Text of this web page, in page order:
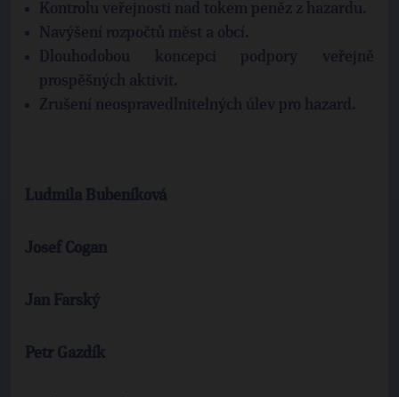
Kontrolu veřejnosti nad tokem peněz z hazardu.
Navýšení rozpočtů měst a obcí.
Dlouhodobou koncepci podpory veřejně
prospěšných aktivit.
Zrušení neospravedlnitelných úlev pro hazard.
Ludmila Bubeníková
Josef Cogan
Jan Farský
Petr Gazdík